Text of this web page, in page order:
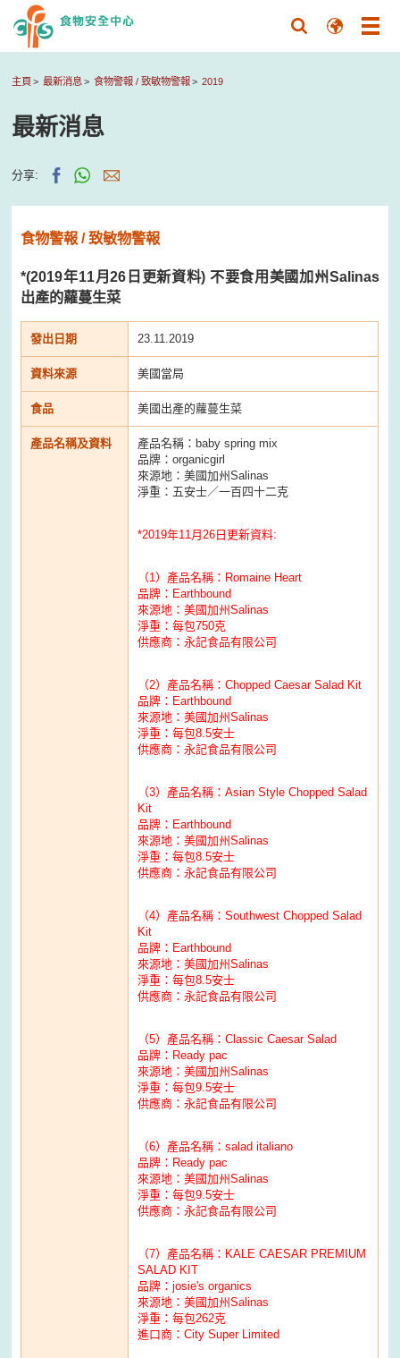
主頁 最新消息 食物警報 / 致敏物警報 2019
最新消息
分享:
食物警報 / 致敏物警報
*(2019年11月26日更新資料) 不要食用美國加州Salinas
出產的蘿蔓生菜
發出日期 23.11.2019
資料來源 美國當局
食品 美國出產的蘿蔓生菜
產品名稱及資料
產品名稱：baby spring mix
品牌：organicgirl
來源地：美國加州Salinas
淨重：五安士／一百四十二克
*2019年11月26日更新資料:
（1）產品名稱：Romaine Heart
品牌：Earthbound
來源地：美國加州Salinas
淨重：每包750克
供應商：永記食品有限公司
（2）產品名稱：Chopped Caesar Salad Kit
品牌：Earthbound
來源地：美國加州Salinas
淨重：每包8.5安士
供應商：永記食品有限公司
（3）產品名稱：Asian Style Chopped Salad
Kit
品牌：Earthbound
來源地：美國加州Salinas
淨重：每包8.5安士
供應商：永記食品有限公司
（4）產品名稱：Southwest Chopped Salad
Kit
品牌：Earthbound
來源地：美國加州Salinas
淨重：每包8.5安士
供應商：永記食品有限公司
（5）產品名稱：Classic Caesar Salad
品牌：Ready pac
來源地：美國加州Salinas
淨重：每包9.5安士
供應商：永記食品有限公司
（6）產品名稱：salad italiano
品牌：Ready pac
來源地：美國加州Salinas
淨重：每包9.5安士
供應商：永記食品有限公司
（7）產品名稱：KALE CAESAR PREMIUM
SALAD KIT
品牌：josie's organics
來源地：美國加州Salinas
淨重：每包262克
進口商：City Super Limited